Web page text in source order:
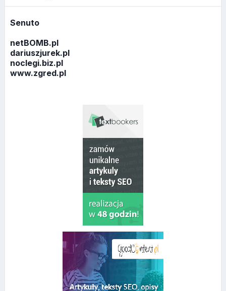
Senuto
netBOMB.pl
dariuszjurek.pl
noclegi.biz.pl
www.zgred.pl